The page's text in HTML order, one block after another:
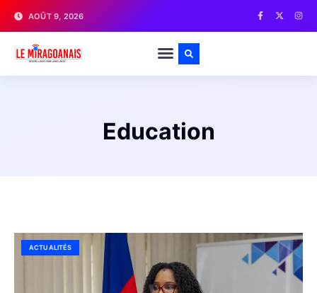
AOÛT 9, 2026
Education
ACTUALITÉS